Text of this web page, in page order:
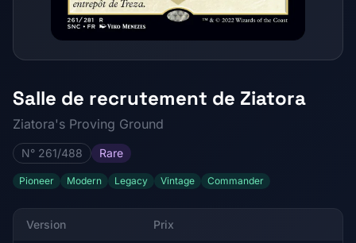
Salle de recrutement de Ziatora
Ziatora's Proving Ground
N° 261/488 Rare
Pioneer Modern Legacy Vintage Commander
Version Prix